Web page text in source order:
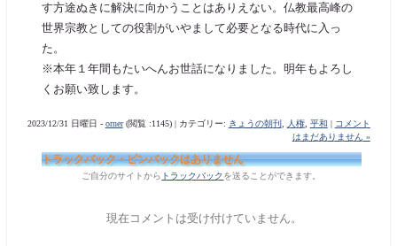
す方途ぬきに解決に向かうことはありえない。仏教最高峰の
世界宗教としての役割がいやまして必要となる時代に入っ
た。
※本年１年間もたいへんお世話になりました。明年もよろし
くお願い致します。
2023/12/31 日曜日 - orner(閲覧 :1145) | カテゴリー: きょうの朝刊 , 人権, 平和
コメント
はまだありません »
トラックバック・ピンバックはありません
ご自分のサイトから トラックバック を送ることができます。
現在コメントは受け付けていません。